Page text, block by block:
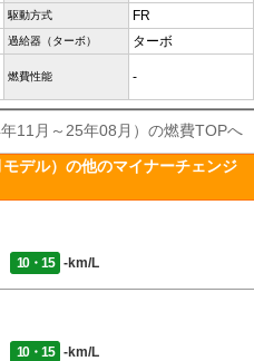
駆動方式 FR
過給器（ターボ） ターボ
燃費性能 -
11月～25年08月）の燃費TOPへ
デル）の他のマイナーチェンジ
10・15 -km/L
10・15 -km/L